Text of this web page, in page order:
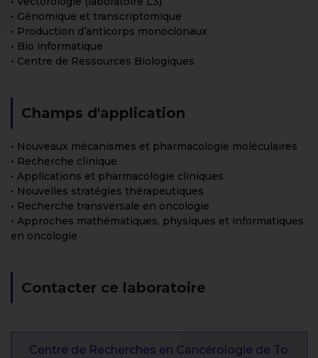
• Génomique et transcriptomique
• Production d’anticorps monoclonaux
• Bio informatique
• Centre de Ressources Biologiques
Champs d'application
• Nouveaux mécanismes et pharmacologie moléculaires
• Recherche clinique
• Applications et pharmacologie cliniques
• Nouvelles stratégies thérapeutiques
• Recherche transversale en oncologie
• Approches mathématiques, physiques et informatiques
en oncologie
Contacter ce laboratoire